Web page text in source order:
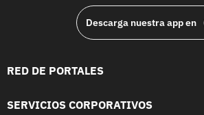
Descarga nuestra app en
RED DE PORTALES
SERVICIOS CORPORATIVOS